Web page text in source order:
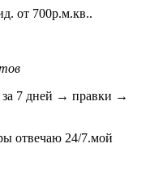
от 700р.м.кв..
за 7 дней → правки →
отвечаю 24/7.мой